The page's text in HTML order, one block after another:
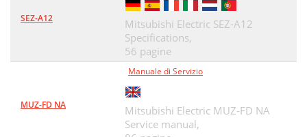
SEZ-A12
Mitsubishi Electric SEZ-A12
Specifications,
56 pagine
MUZ-FD NA
Manuale di Servizio
Mitsubishi Electric MUZ-FD NA
Service manual,